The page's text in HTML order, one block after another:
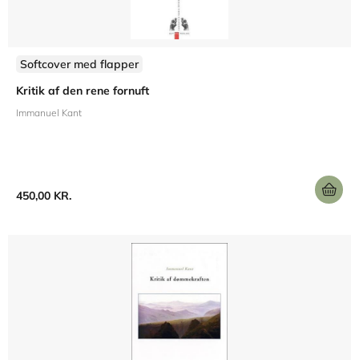
Softcover med flapper
Kritik af den rene fornuft
Immanuel Kant
450,00 KR.